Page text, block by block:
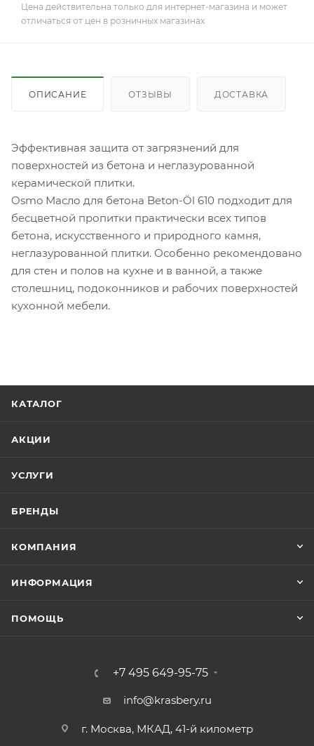
Цена действительна только для интернет-магазина и может
отличаться от цен в розничных магазинах
ОПИСАНИЕ ОТЗЫВЫ ДОСТАВКА
Эффективная защита от загрязнений для
поверхностей из бетона и неглазурованной
керамической плитки.
Osmo Масло для бетона Beton-Öl 610 подходит для
бесцветной пропитки практически всех типов
бетона, искусственного и природного камня,
неглазурованной плитки. Особенно рекомендовано
для стен и полов на кухне и в ванной, а также
столешниц, подоконников и рабочих поверхностей
кухонной мебели.
КАТАЛОГ
АКЦИИ
УСЛУГИ
БРЕНДЫ
КОМПАНИЯ
ИНФОРМАЦИЯ
ПОМОЩЬ
+7 495 649-95-75
info@krasbery.ru
г. Москва, МКАД, 41-й километр